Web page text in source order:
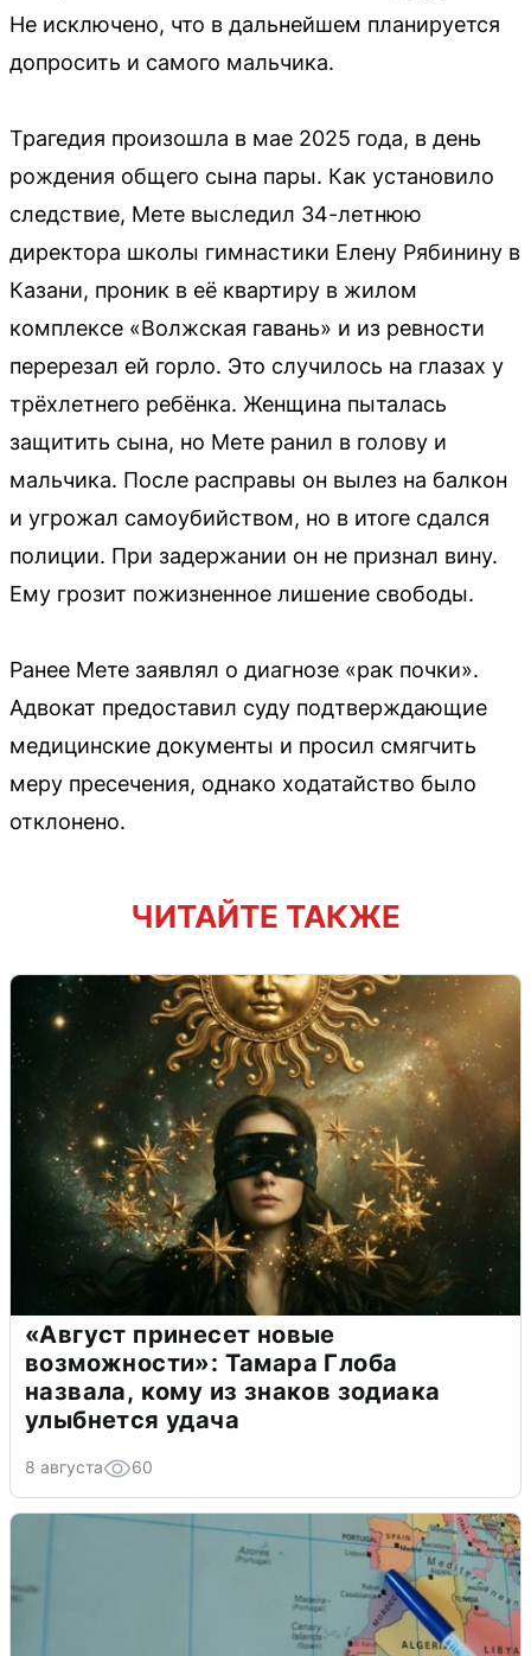
Не исключено, что в дальнейшем планируется
допросить и самого мальчика.
Трагедия произошла в мае 2025 года, в день
рождения общего сына пары. Как установило
следствие, Мете выследил 34-летнюю
директора школы гимнастики Елену Рябинину в
Казани, проник в её квартиру в жилом
комплексе «Волжская гавань» и из ревности
перерезал ей горло. Это случилось на глазах у
трёхлетнего ребёнка. Женщина пыталась
защитить сына, но Мете ранил в голову и
мальчика. После расправы он вылез на балкон
и угрожал самоубийством, но в итоге сдался
полиции. При задержании он не признал вину.
Ему грозит пожизненное лишение свободы.
Ранее Мете заявлял о диагнозе «рак почки».
Адвокат предоставил суду подтверждающие
медицинские документы и просил смягчить
меру пресечения, однако ходатайство было
отклонено.
ЧИТАЙТЕ ТАКЖЕ
«Август принесет новые
возможности»: Тамара Глоба
назвала, кому из знаков зодиака
улыбнется удача
8 августа 60